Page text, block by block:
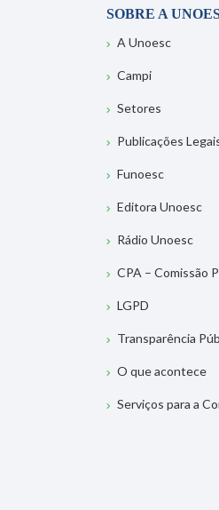
SOBRE A
A Unoesc
Campi
Setores
Publicações
Funoesc
Editora Unoesc
Rádio Unoesc
CPA – Comissão
LGPD
Transparência
O que acontece
Serviços para a